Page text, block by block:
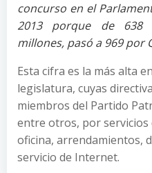
concurso en el
2013 porque de 638
millones, pasó a 969 por
Esta cifra es la más alta
legislatura, cuyas
miembros del Partido
entre otros, por servicios
oficina, arrendamientos,
servicio de Internet.